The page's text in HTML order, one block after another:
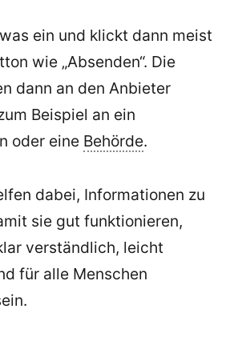
ein und klickt dann meist
wie „Absenden“. Die
dann an den Anbieter
Beispiel an ein
oder eine Behörde.
dabei, Informationen zu
sie gut funktionieren,
verständlich, leicht
für alle Menschen